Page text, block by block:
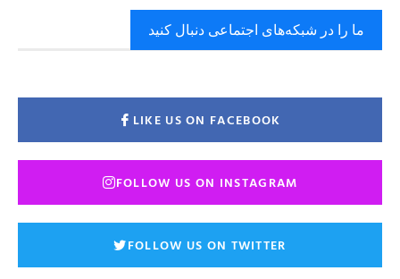
ما را در شبکه‌های اجتماعی دنبال کنید
LIKE US ON FACEBOOK
FOLLOW US ON INSTAGRAM
FOLLOW US ON TWITTER